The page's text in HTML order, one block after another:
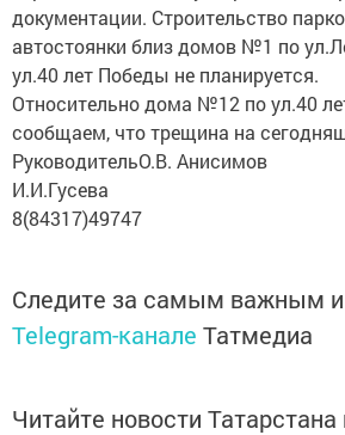
документации. Строительство
автостоянки близ домов №1 по
ул.40 лет Победы не планируется.
Относительно дома №12 по ул.40
сообщаем, что трещина на
РуководительО.В. Анисимов
И.И.Гусева
8(84317)49747
Следите за самым важным
Telegram-канале Татмедиа
Читайте новости Татарстана